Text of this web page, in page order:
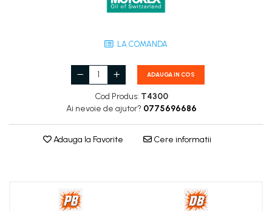
LA COMANDA
ADAUGA IN COS
Cod Produs: T4300
Ai nevoie de ajutor? 0775696686
Adauga la Favorite Cere informatii